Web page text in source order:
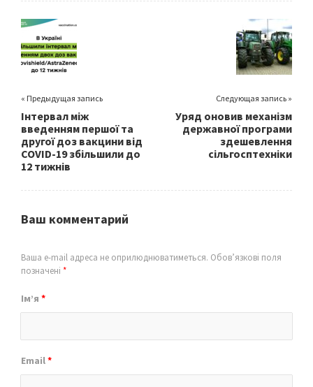
o
o
k
« Предыдущая запись
Інтервал між
введенням першої та
другої доз вакцини від
COVID-19 збільшили до
12 тижнів
Следующая запись »
Уряд оновив механізм
державної програми
здешевлення
сільгосптехніки
Ваш комментарий
Ваша e-mail адреса не оприлюднюватиметься. Обов’язкові поля
позначені *
Ім’я *
Email*